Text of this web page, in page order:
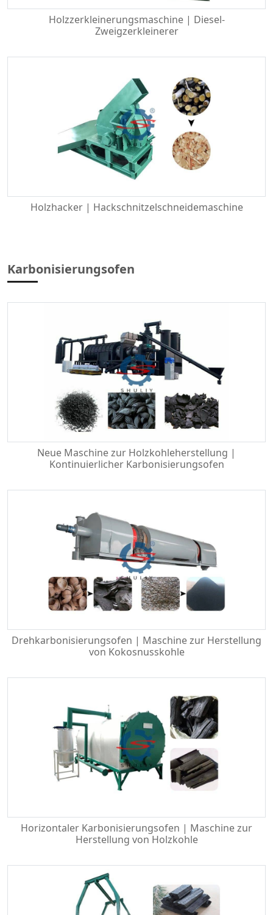
Holzzerkleinerungsmaschine | Diesel-
Zweigzerkleinerer
Holzhacker | Hackschnitzelschneidemaschine
Karbonisierungsofen
Neue Maschine zur Holzkohleherstellung |
Kontinuierlicher Karbonisierungsofen
Drehkarbonisierungsofen | Maschine zur Herstellung
von Kokosnusskohle
Horizontaler Karbonisierungsofen | Maschine zur
Herstellung von Holzkohle